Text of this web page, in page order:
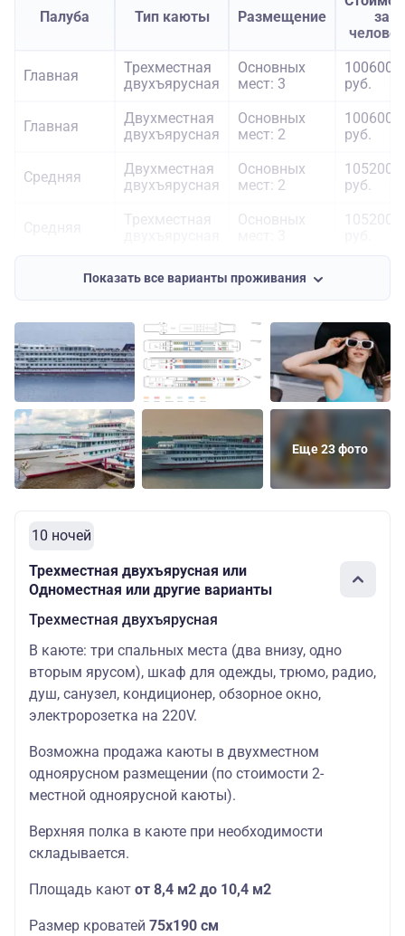
Палуба Тип каюты Размещение
за
Главная
Трехместная
двухъярусная
Основных
мест: 3
100600
руб.
Главная
Двухместная
двухъярусная
Основных
мест: 2
100600
руб.
Средняя
Двухместная
двухъярусная
Основных
мест: 2
105200
руб.
Трехместная
Основных
105200
одноярусная
мест: 2
Двухместная
двухъярусная
Основных
мест: 2
109900
руб.
Показать все варианты проживания
Еще 23 фото
10 ночей
Трехместная двухъярусная или
Одноместная или другие варианты
Трехместная двухъярусная
В каюте: три спальных места (два внизу, одно
вторым ярусом), шкаф для одежды, трюмо, радио,
душ, санузел, кондиционер, обзорное окно,
электророзетка на 220V.
Возможна продажа каюты в двухместном
одноярусном размещении (по стоимости 2-
местной одноярусной каюты).
Верхняя полка в каюте при необходимости
складывается.
Площадь кают от 8,4 м2 до 10,4 м2
Размер кроватей 75х190 см